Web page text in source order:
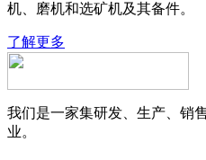
机、磨机和选矿机及其备件。
了解更多
我们是一家集研发、生产、销
业。